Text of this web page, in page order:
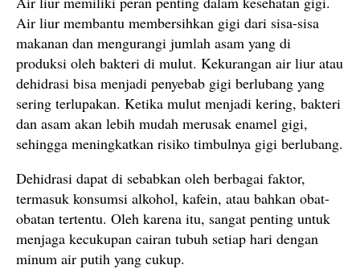
Air liur membantu membersihkan gigi dari sisa-sisa
makanan dan mengurangi jumlah asam yang di
produksi oleh bakteri di mulut. Kekurangan air liur atau
dehidrasi bisa menjadi penyebab gigi berlubang yang
sering terlupakan. Ketika mulut menjadi kering, bakteri
dan asam akan lebih mudah merusak enamel gigi,
sehingga meningkatkan risiko timbulnya gigi berlubang.
Dehidrasi dapat di sebabkan oleh berbagai faktor,
termasuk konsumsi alkohol, kafein, atau bahkan obat-
obatan tertentu. Oleh karena itu, sangat penting untuk
menjaga kecukupan cairan tubuh setiap hari dengan
minum air putih yang cukup.